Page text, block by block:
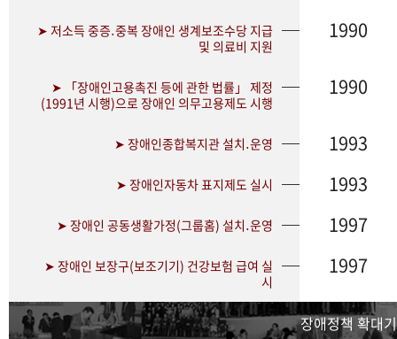
➤ 저소득 중증․중복 장애인 생계보조수당 지급
및 의료비 지원
1990
➤ 「장애인고용촉진 등에 관한 법률」 제정
(1991년 시행)으로 장애인 의무고용제도 시행
1990
➤ 장애인종합복지관 설치․운영 1993
➤ 장애인자동차 표지제도 실시 1993
➤ 장애인 공동생활가정(그룹홈) 설치․운영 1997
➤ 장애인 보장구(보조기기) 건강보험 급여 실
시
1997
장애정책 확대기